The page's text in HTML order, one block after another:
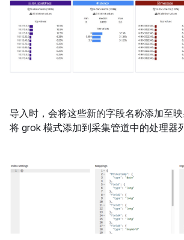
导入时，会将这些新的字段名称添加至
将 grok 模式添加到采集管道中的处理器